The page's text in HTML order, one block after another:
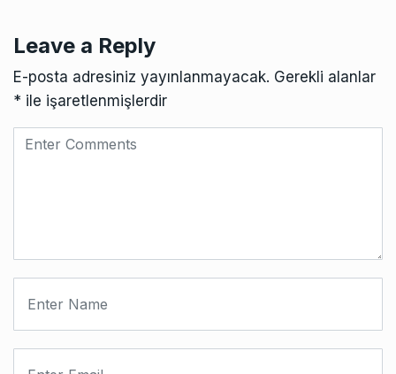
Leave a Reply
E-posta adresiniz yayınlanmayacak. Gerekli alanlar
* ile işaretlenmişlerdir